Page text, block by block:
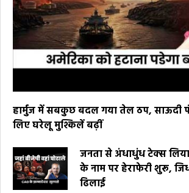
हार्मुज में सबकुछ बदल गया तेल ठप, साऊदी
लिए घरेलू मुश्किलें बढ़ीं
जनता से अंधाधुंध टेक्स
के नाम पर हेराफेरी शुरू,
ढिलाई